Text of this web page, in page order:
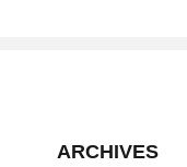
ARCHIVES